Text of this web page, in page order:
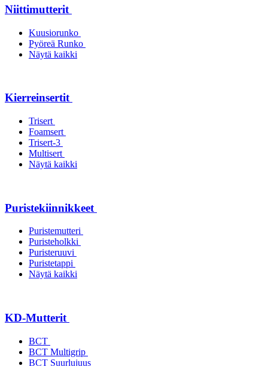
Niittimutterit
Kuusiorunko
Pyöreä Runko
Näytä kaikki
Kierreinsertit
Trisert
Foamsert
Trisert-3
Multisert
Näytä kaikki
Puristekiinnikkeet
Puristemutteri
Puristeholkki
Puristeruuvi
Puristetappi
Näytä kaikki
KD-Mutterit
BCT
BCT Multigrip
BCT Suurlujuus